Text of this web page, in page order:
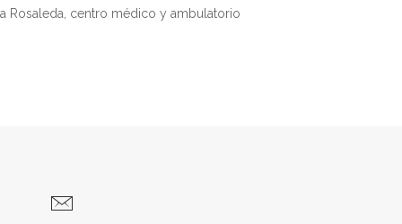
Rosaleda, centro médico y ambulatorio